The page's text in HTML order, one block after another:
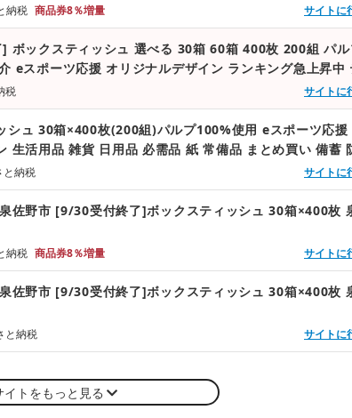
納税 商品券8％増量 サイトに
税
ボックスティッシュ 選べる 30箱 60箱 400枚 200組 パ
eスポーツ応援 オリジナルデザイン ランキング急上昇中
丈夫 なめらか 防災 備蓄 ストック 日用品 消耗品 生活用
料無料
サイトに
と納税
シュ 30箱×400枚(200組)パルプ100%使用 eスポーツ応援
生活用品 雑貨 日用品 必需品 紙 常備品 まとめ買い 備蓄
パー 泉佐野市オリジナル
サイトに
納税
佐野市 [9/30受付終了]ボックスティッシュ 30箱×400枚
商品券8％増量 サイトに
と納税
佐野市 [9/30受付終了]ボックスティッシュ 30箱×400枚
サイトに
イトをもっと見る